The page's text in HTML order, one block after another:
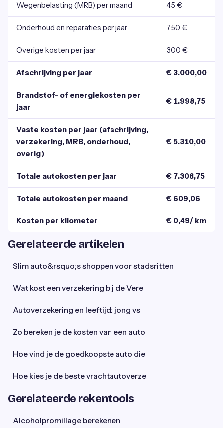
Wegenbelasting (MRB) per maand 45 €
Onderhoud en reparaties per jaar 750 €
Overige kosten per jaar 300 €
Afschrijving per jaar € 3.000,00
Brandstof- of energiekosten per
jaar
€ 1.998,75
Vaste kosten per jaar (afschrijving,
verzekering, MRB, onderhoud,
overig)
€ 5.310,00
Totale autokosten per jaar € 7.308,75
Totale autokosten per maand € 609,06
Kosten per kilometer € 0,49/ km
Gerelateerde artikelen
Slim auto&rsquo;s shoppen voor stadsritten
Wat kost een verzekering bij de Vere
Autoverzekering en leeftijd: jong vs
Zo bereken je de kosten van een auto
Hoe vind je de goedkoopste auto die
Hoe kies je de beste vrachtautoverze
Gerelateerde rekentools
Alcoholpromillage berekenen